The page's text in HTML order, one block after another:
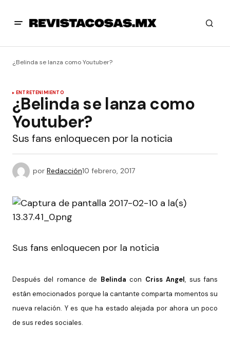
¿Belinda se lanza como Youtuber?
ENTRETENIMIENTO
¿Belinda se lanza como
Youtuber?
Sus fans enloquecen por la noticia
por Redacción10 febrero, 2017
Sus fans enloquecen por la noticia
Después del romance de Belinda con Criss Angel, sus fans
están emocionados porque la cantante comparta momentos su
nueva relación. Y es que ha estado alejada por ahora un poco
de sus redes sociales.